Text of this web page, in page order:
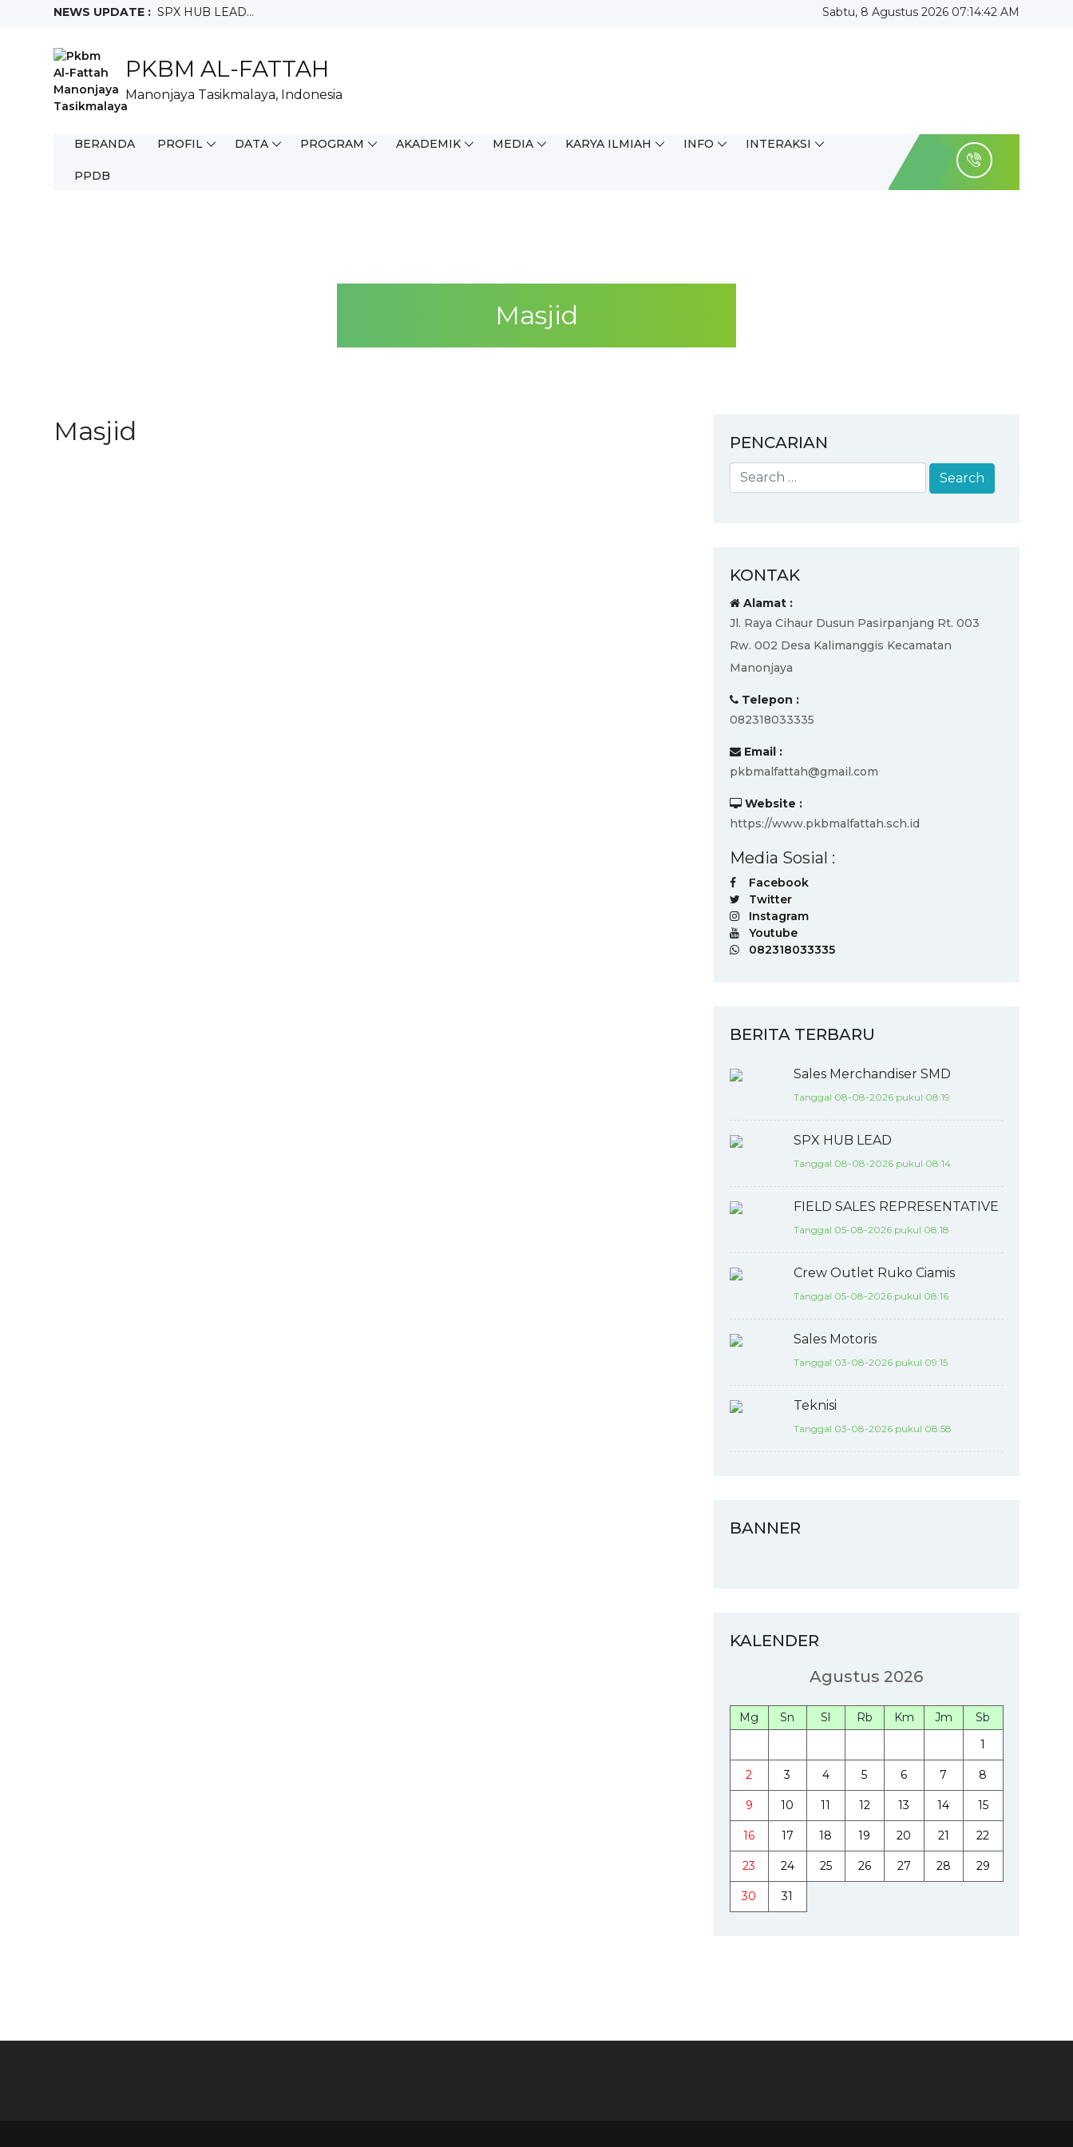
NEWS UPDATE : SPX HUB LEAD...
Sales Motoris...
Teknisi...
Full Time WFO...
Helper Gudang...
Sabtu, 8 Agustus 2026 07:14:42 AM
PKBM AL-FATTAH
Manonjaya Tasikmalaya, Indonesia
BERANDA PROFIL DATA PROGRAM AKADEMIK MEDIA KARYA ILMIAH INFO INTERAKSI
PPDB
Masjid
Masjid PENCARIAN
KONTAK
Alamat :
Jl. Raya Cihaur Dusun Pasirpanjang Rt. 003
Rw. 002 Desa Kalimanggis Kecamatan
Manonjaya
Telepon :
082318033335
Email :
pkbmalfattah@gmail.com
Website :
https://www.pkbmalfattah.sch.id
Media Sosial :
Facebook
Twitter
Instagram
Youtube
082318033335
BERITA TERBARU
Sales Merchandiser SMD
Tanggal 08-08-2026 pukul 08:19
SPX HUB LEAD
Tanggal 08-08-2026 pukul 08:14
FIELD SALES REPRESENTATIVE
Tanggal 05-08-2026 pukul 08:18
Crew Outlet Ruko Ciamis
Tanggal 05-08-2026 pukul 08:16
Sales Motoris
Tanggal 03-08-2026 pukul 09:15
Teknisi
Tanggal 03-08-2026 pukul 08:58
BANNER
KALENDER
Agustus 2026
Mg Sn Sl Rb Km Jm
Sb
1
2 3 4 5 6 7 8
9 10 11 12 13 14 15
16 17 18 19 20 21 22
23 24 25 26 27 28 29
30 31